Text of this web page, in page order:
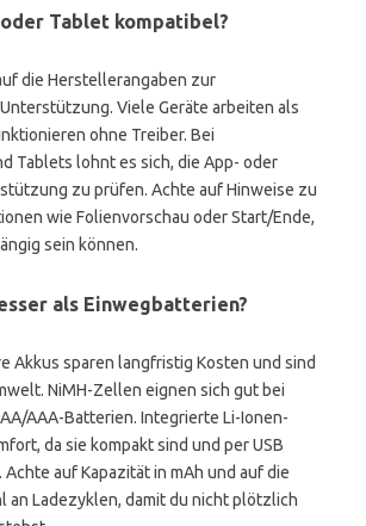
Tablet kompatibel?
die Herstellerangaben zur
Viele Geräte arbeiten als
ohne Treiber. Bei
Tablets lohnt es sich, die App- oder
zu prüfen. Achte auf Hinweise zu
wie Folienvorschau oder Start/Ende,
sein können.
als Einwegbatterien?
Akkus sparen langfristig Kosten und sind
NiMH-Zellen eignen sich gut bei
AAA-Batterien. Integrierte Li-Ionen-
da sie kompakt sind und per USB
auf Kapazität in mAh und auf die
an Ladezyklen, damit du nicht plötzlich